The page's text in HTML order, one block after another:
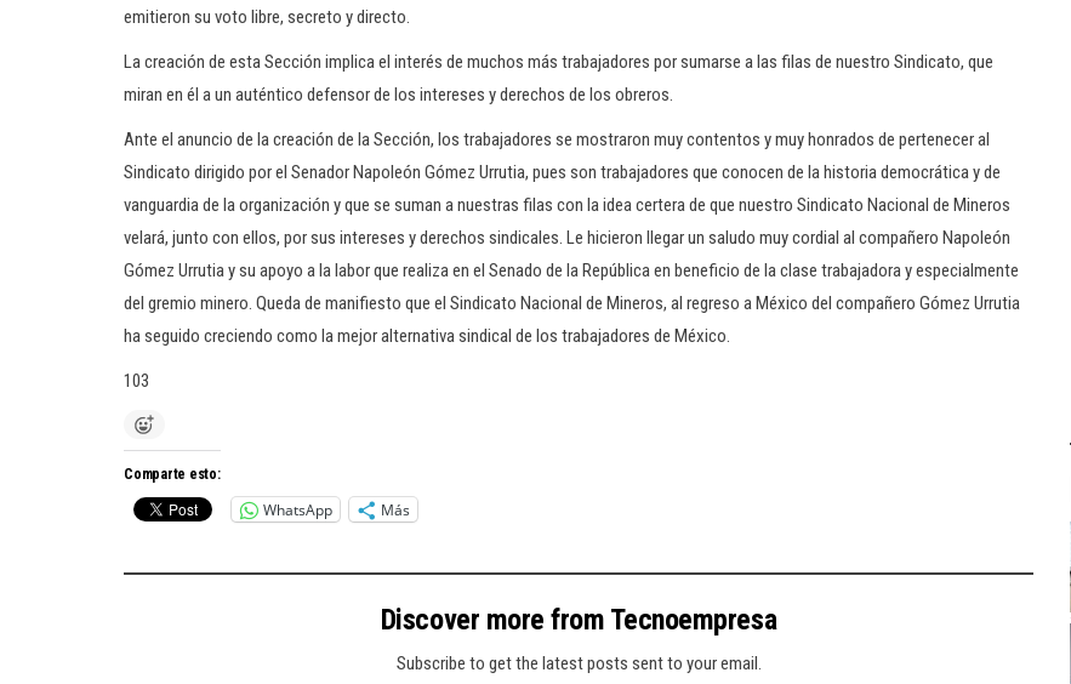
emitieron su voto libre, secreto y directo.
La creación de esta Sección implica el interés de muchos más trabajadores por sumarse a las filas de nuestro Sindicato, que
miran en él a un auténtico defensor de los intereses y derechos de los obreros.
Ante el anuncio de la creación de la Sección, los trabajadores se mostraron muy contentos y muy honrados de pertenecer al
Sindicato dirigido por el Senador Napoleón Gómez Urrutia, pues son trabajadores que conocen de la historia democrática y de
vanguardia de la organización y que se suman a nuestras filas con la idea certera de que nuestro Sindicato Nacional de Mineros
velará, junto con ellos, por sus intereses y derechos sindicales. Le hicieron llegar un saludo muy cordial al compañero Napoleón
Gómez Urrutia y su apoyo a la labor que realiza en el Senado de la República en beneficio de la clase trabajadora y especialmente
del gremio minero. Queda de manifiesto que el Sindicato Nacional de Mineros, al regreso a México del compañero Gómez Urrutia
ha seguido creciendo como la mejor alternativa sindical de los trabajadores de México.
103
Comparte esto:
WhatsApp Más
Discover more from Tecnoempresa
Subscribe to get the latest posts sent to your email.